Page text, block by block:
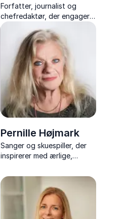
Forfatter, journalist og
chefredaktør, der engagerer
publikum med sjove og
uvurderlige historier fra
Matador og Olsen‑Banden
Pernille Højmark
Sanger og skuespiller, der
inspirerer med ærlige,
fortællinger om livet,
modgang og kunsten at
rejse sig igen.